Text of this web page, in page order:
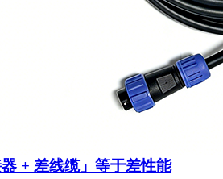
+ 差线缆」等于差性能